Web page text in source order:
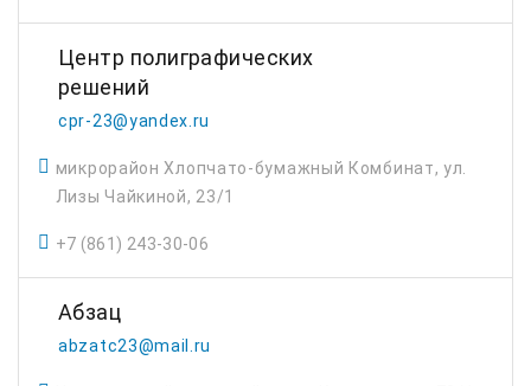
Центр полиграфических
решений
cpr-23@yandex.ru
микрорайон Хлопчато-бумажный Комбинат, ул.
Лизы Чайкиной, 23/1
+7 (861) 243-30-06
Абзац
abzatc23@mail.ru